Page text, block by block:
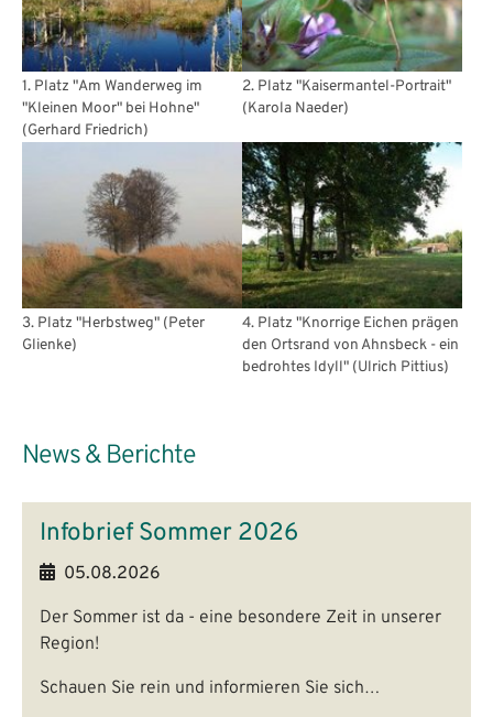
1. Platz "Am Wanderweg im
"Kleinen Moor" bei Hohne"
(Gerhard Friedrich)
2. Platz "Kaisermantel-Portrait"
(Karola Naeder)
3. Platz "Herbstweg" (Peter
Glienke)
4. Platz "Knorrige Eichen prägen
den Ortsrand von Ahnsbeck - ein
bedrohtes Idyll" (Ulrich Pittius)
News & Berichte
Infobrief Sommer 2026
05.08.2026
Der Sommer ist da - eine besondere Zeit in unserer
Region!
Schauen Sie rein und informieren Sie sich…